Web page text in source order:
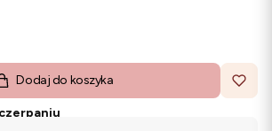
Dodaj do koszyka